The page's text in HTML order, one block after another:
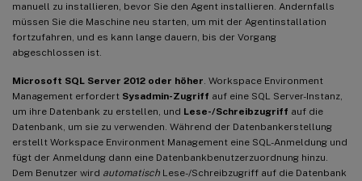
manuell zu installieren, bevor Sie den Agent installieren. Andernfalls
müssen Sie die Maschine neu starten, um mit der Agentinstallation
fortzufahren, und es kann lange dauern, bis der Vorgang
abgeschlossen ist.
Microsoft SQL Server 2012 oder höher . Workspace Environment
Management erfordert Sysadmin-Zugriff auf eine SQL Server-Instanz,
um ihre Datenbank zu erstellen, und Lese-/Schreibzugriff auf die
Datenbank, um sie zu verwenden. Während der Datenbankerstellung
erstellt Workspace Environment Management eine SQL-Anmeldung und
fügt der Anmeldung dann eine Datenbankbenutzerzuordnung hinzu.
Dem Benutzer wird automatisch Lese-/Schreibzugriff auf die Datenbank